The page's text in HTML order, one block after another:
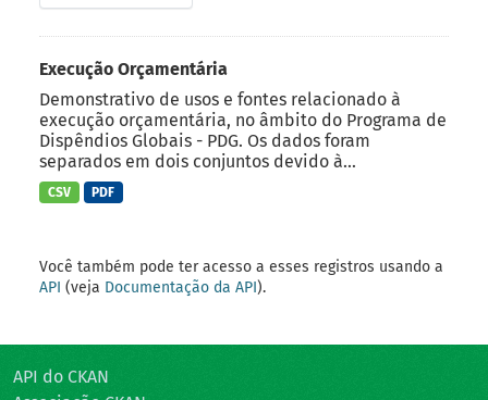
Execução Orçamentária
Demonstrativo de usos e fontes relacionado à
execução orçamentária, no âmbito do Programa de
Dispêndios Globais - PDG. Os dados foram
separados em dois conjuntos devido à...
CSV PDF
Você também pode ter acesso a esses registros usando a
API (veja Documentação da API).
API do CKAN